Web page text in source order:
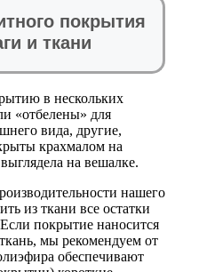
покрытия
и ткани
в нескольких
«отбелены» для
вида, другие,
крахмалом на
на вешалке.
нашего
из ткани все остатки
покрытие наносится
мы рекомендуем от
обеспечивают